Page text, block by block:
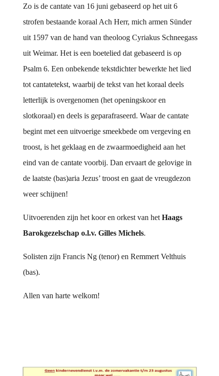
Zo is de cantate van 16 juni gebaseerd op het uit 6
strofen bestaande koraal Ach Herr, mich armen Sünder
uit 1597 van de hand van theoloog Cyriakus Schneegass
uit Weimar. Het is een boetelied dat gebaseerd is op
Psalm 6. Een onbekende tekstdichter bewerkte het lied
tot cantatetekst, waarbij de tekst van het koraal deels
letterlijk is overgenomen (het openingskoor en
slotkoraal) en deels is geparafraseerd. Waar de cantate
begint met een uitvoerige smeekbede om vergeving en
troost, is het geklaag en de zwaarmoedigheid aan het
eind van de cantate voorbij. Dan ervaart de gelovige in
de laatste (bas)aria Jezus’ troost en gaat de vreugdezon
weer schijnen!
Uitvoerenden zijn het koor en orkest van het Haags
Barokgezelschap o.l.v. Gilles Michels.
Solisten zijn Francis Ng (tenor) en Remmert Velthuis
(bas).
Allen van harte welkom!